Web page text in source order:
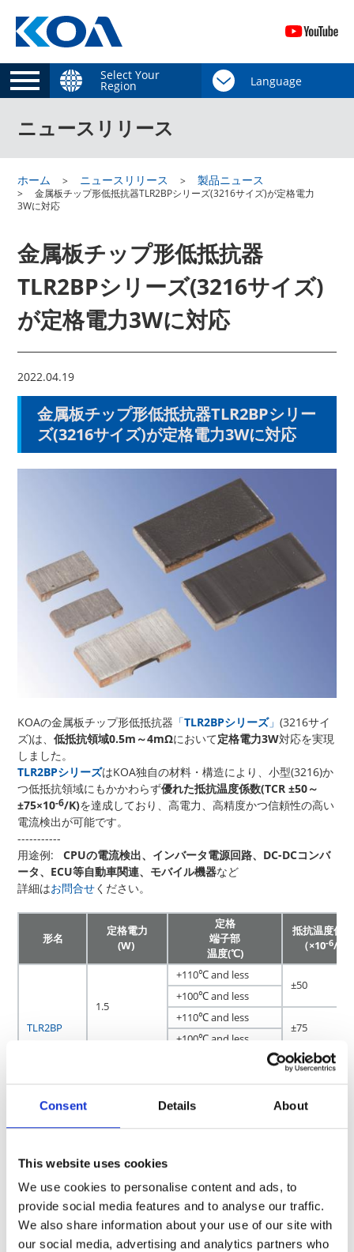
Consent Details About
This website uses cookies
We use cookies to personalise content and ads, to
provide social media features and to analyse our traffic.
We also share information about your use of our site with
our social media, advertising and analytics partners who
Select Your
Region
ニュースリリース
ホーム ニュースリリース 製品ニュース
金属板チップ形低抵抗器TLR2BPシリーズ(3216サイズ)が定格電力
3Wに対応
金属板チップ形低抵抗器
TLR2BPシリーズ(3216サイズ)
が定格電力3Wに対応
2022.04.19
金属板チップ形低抵抗器TLR2BPシリー
ズ(3216サイズ)が定格電力3Wに対応
KOAの金属板チップ形低抵抗器 「TLR2BPシリーズ」(3216サイ
ズ)は、低抵抗領域0.5m～4mΩにおいて定格電力3W対応を実現
しました。
TLR2BPシリーズはKOA独自の材料・構造により、小型(3216)か
つ低抵抗領域にもかかわらず優れた抵抗温度係数(TCR ±50～
±75×10-6/K)を達成しており、高電力、高精度かつ信頼性の高い
電流検出が可能です。
-----------
用途例:CPUの電流検出、インバータ電源回路、DC-DCコンバ
ータ、ECU等自動車関連、モバイル機器など
詳細はお問合せください。
形名
定格電力
(W)
定格
端子部
温度(℃)
抵抗温度係数
（×10-6/K)
TLR2BP
1.5
+110℃ and less
±50
+100℃ and less
+110℃ and less
±75
+100℃ and less
±50
±75
KOAのシャントラインアップはこちら
車載機器への用途例